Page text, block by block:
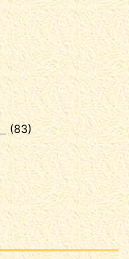
(83)